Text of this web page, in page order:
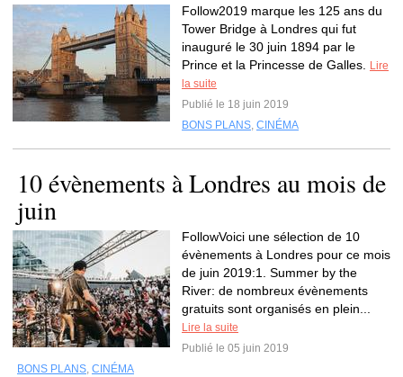
Follow2019 marque les 125 ans du
Tower Bridge à Londres qui fut
inauguré le 30 juin 1894 par le
Prince et la Princesse de Galles.
Lire
la suite
Publié le 18 juin 2019
BONS PLANS, CINÉMA
10 évènements à Londres au mois de
juin
FollowVoici une sélection de 10
évènements à Londres pour ce mois
de juin 2019:1. Summer by the
River: de nombreux évènements
gratuits sont organisés en plein...
Lire la suite
Publié le 05 juin 2019
BONS PLANS, CINÉMA